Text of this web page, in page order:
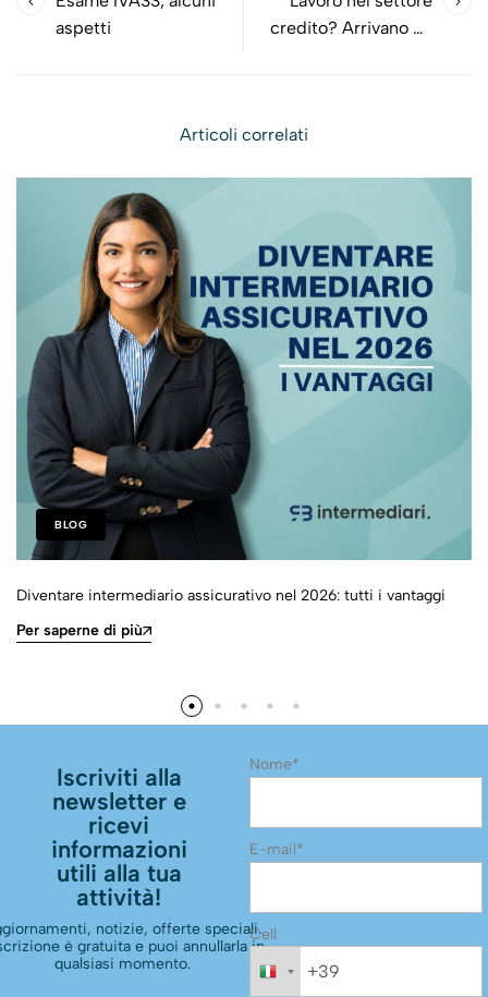
aspetti
credito? Arrivano gli
Articoli correlati
BLOG
Diventare intermediario assicurativo nel 2026: tutti i vantaggi
Per saperne di più
Iscriviti alla
newsletter e
ricevi
informazioni
utili alla tua
attività!
notizie, offerte speciali.
è gratuita e puoi annullarla in
qualsiasi momento.
Nome*
E-mail*
Cell